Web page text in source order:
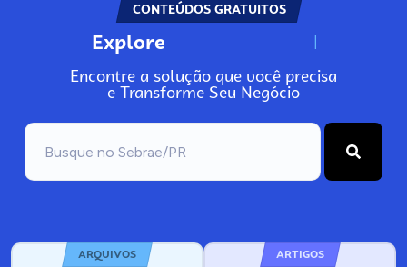
CONTEÚDOS GRATUITOS
Explore N
Encontre a solução que você precisa
e Transforme Seu Negócio
ARQUIVOS ARTIGOS